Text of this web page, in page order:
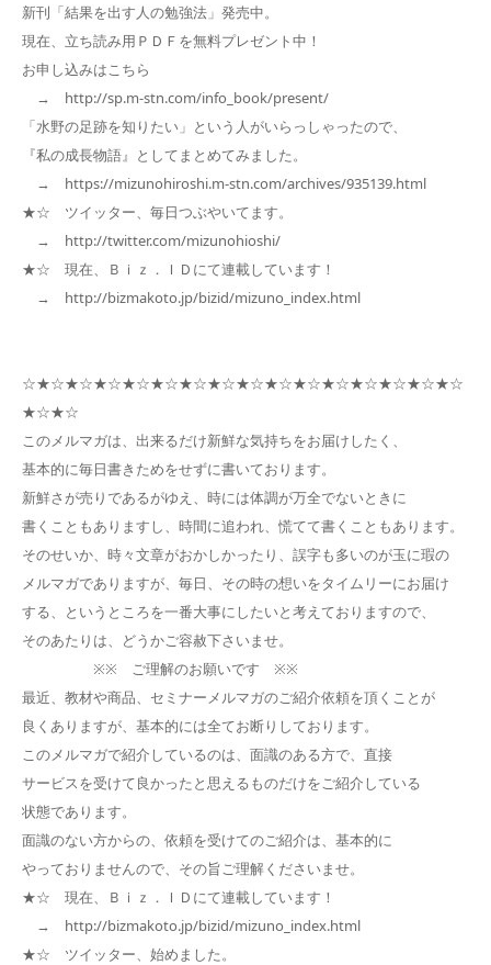
新刊「結果を出す人の勉強法」発売中。
現在、立ち読み用ＰＤＦを無料プレゼント中！
お申し込みはこちら
→ http://sp.m-stn.com/info_book/present/
「水野の足跡を知りたい」という人がいらっしゃったので、
『私の成長物語』としてまとめてみました。
→ https://mizunohiroshi.m-stn.com/archives/935139.html
★☆ ツイッター、毎日つぶやいてます。
→ http://twitter.com/mizunohioshi/
★☆ 現在、Ｂｉｚ．ＩＤにて連載しています！
→ http://bizmakoto.jp/bizid/mizuno_index.html
☆★☆★☆★☆★☆★☆★☆★☆★☆★☆★☆★☆★☆★☆★☆★☆
★☆★☆
このメルマガは、出来るだけ新鮮な気持ちをお届けしたく、
基本的に毎日書きためをせずに書いております。
新鮮さが売りであるがゆえ、時には体調が万全でないときに
書くこともありますし、時間に追われ、慌てて書くこともあります。
そのせいか、時々文章がおかしかったり、誤字も多いのが玉に瑕の
メルマガでありますが、毎日、その時の想いをタイムリーにお届け
する、というところを一番大事にしたいと考えておりますので、
そのあたりは、どうかご容赦下さいませ。
※※ ご理解のお願いです ※※
最近、教材や商品、セミナーメルマガのご紹介依頼を頂くことが
良くありますが、基本的には全てお断りしております。
このメルマガで紹介しているのは、面識のある方で、直接
サービスを受けて良かったと思えるものだけをご紹介している
状態であります。
面識のない方からの、依頼を受けてのご紹介は、基本的に
やっておりませんので、その旨ご理解くださいませ。
★☆ 現在、Ｂｉｚ．ＩＤにて連載しています！
→ http://bizmakoto.jp/bizid/mizuno_index.html
★☆ ツイッター、始めました。